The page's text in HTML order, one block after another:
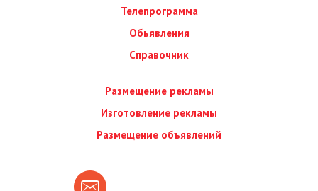
Телепрограмма
Обьявления
Справочник
Размещение рекламы
Изготовление рекламы
Размещение объявлений